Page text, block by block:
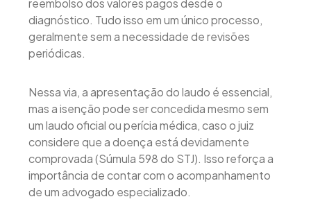
reembolso dos valores pagos desde o
diagnóstico. Tudo isso em um único processo,
geralmente sem a necessidade de revisões
periódicas.
Nessa via, a apresentação do laudo é essencial,
mas a isenção pode ser concedida mesmo sem
um laudo oficial ou perícia médica, caso o juiz
considere que a doença está devidamente
comprovada (Súmula 598 do STJ). Isso reforça a
importância de contar com o acompanhamento
de um advogado especializado.